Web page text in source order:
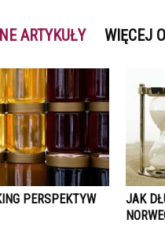
ARTYKUŁY WIĘCEJ
PERSPEKTYW
JAK